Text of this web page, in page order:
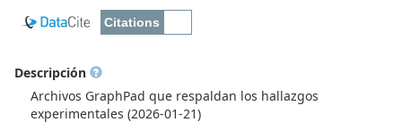
Descripción
Archivos GraphPad que respaldan los hallazgos
experimentales (2026-01-21)